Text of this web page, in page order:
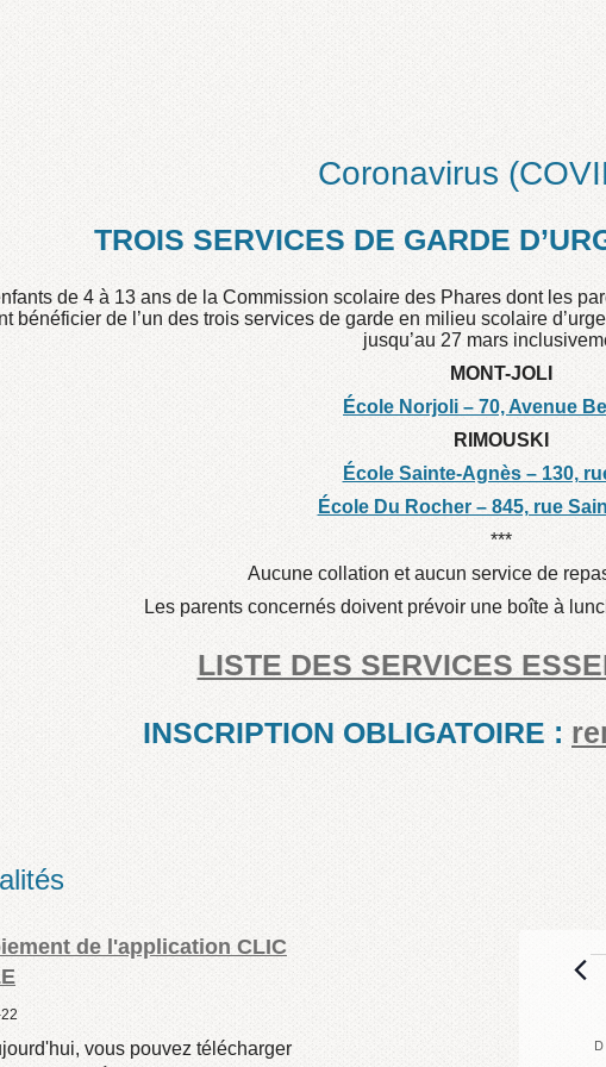
Coronavirus
TROIS SERVICES DE GARDE
de 4 à 13 ans de la Commission scolaire des Phares dont les
bénéficier de l’un des trois services de garde en milieu scolaire
jusqu’au 27 mars
MONT-JOLI
École Norjoli – 70, Avenue
RIMOUSKI
École Sainte-Agnès – 130,
École Du Rocher – 845, rue
***
Aucune collation et aucun service de
Les parents concernés doivent prévoir une boîte à
LISTE DES SERVICES
INSCRIPTION OBLIGATOIRE :
de l'application CLIC
vous pouvez télécharger
D